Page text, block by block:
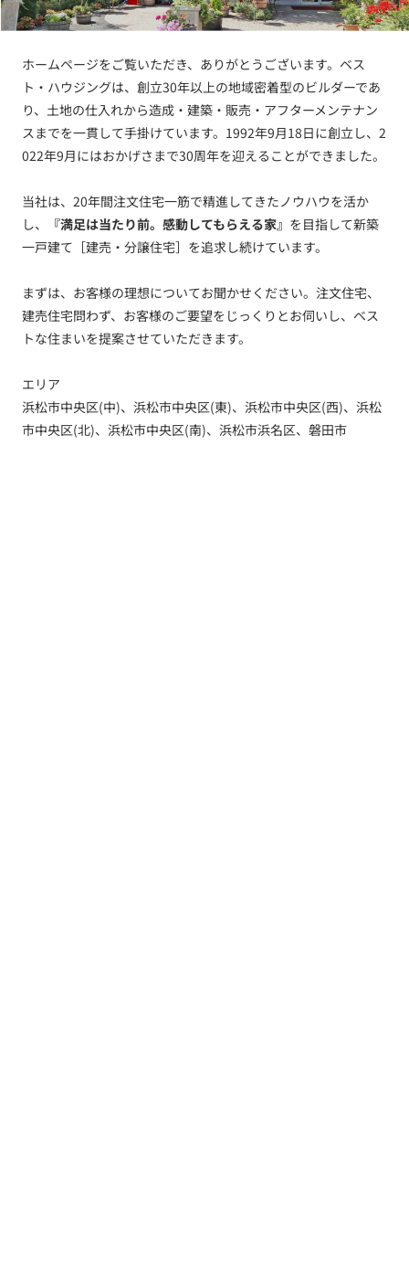
ホームページをご覧いただき、ありがとうございます。ベス
ト・ハウジングは、創立30年以上の地域密着型のビルダーであ
り、土地の仕入れから造成・建築・販売・アフターメンテナン
スまでを一貫して手掛けています。1992年9月18日に創立し、2
022年9月にはおかげさまで30周年を迎えることができました。
当社は、20年間注文住宅一筋で精進してきたノウハウを活か
し、
『満足は当たり前。感動してもらえる家』 を目指して新築
一戸建て［建売・分譲住宅］を追求し続けています。
まずは、お客様の理想についてお聞かせください。注文住宅、
建売住宅問わず、お客様のご要望をじっくりとお伺いし、ベス
トな住まいを提案させていただきます。
エリア
浜松市中央区(中)、浜松市中央区(東)、浜松市中央区(西)、浜松
市中央区(北)、浜松市中央区(南)、浜松市浜名区、磐田市